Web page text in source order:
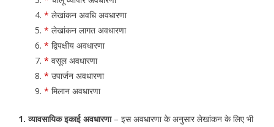
* लेखांकन अवधि अवधारणा
* लेखांकन लागत अवधारणा
* द्विपक्षीय अवधारणा
* वसूल अवधारणा
* उपार्जन अवधारणा
* मिलान अवधारणा
1. व्यावसायिक इकाई अवधारणा– इस अवधारणा के अनुसार लेखांकन के लिए भी